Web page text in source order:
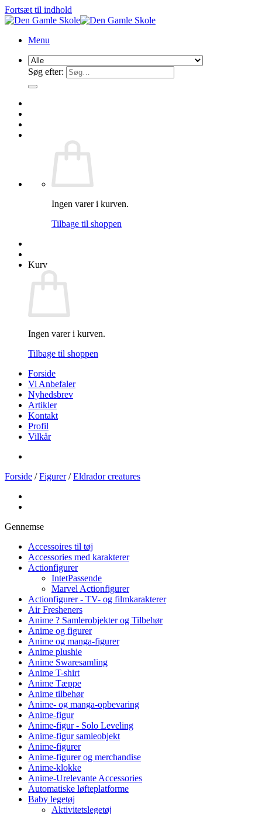
Fortsæt til indhold
Menu
Søg efter:
Ingen varer i kurven.
Tilbage til shoppen
Kurv
Ingen varer i kurven.
Tilbage til shoppen
Forside
Vi Anbefaler
Nyhedsbrev
Artikler
Kontakt
Profil
Vilkår
Forside / Figurer / Eldrador creatures
Gennemse
Accessoires til tøj
Accessories med karakterer
Actionfigurer
IntetPassende
Marvel Actionfigurer
Actionfigurer - TV- og filmkarakterer
Air Fresheners
Anime ? Samlerobjekter og Tilbehør
Anime og figurer
Anime og manga-figurer
Anime plushie
Anime Swaresamling
Anime T-shirt
Anime Tæppe
Anime tilbehør
Anime- og manga-opbevaring
Anime-figur
Anime-figur - Solo Leveling
Anime-figur samleobjekt
Anime-figurer
Anime-figurer og merchandise
Anime-klokke
Anime-Urelevante Accessories
Automatiske løfteplatforme
Baby legetøj
Aktivitetslegetøj